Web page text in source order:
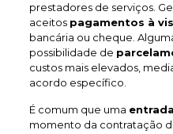
prestadores de serviços.
aceitos pagamentos à
bancária ou cheque.
possibilidade de
custos mais elevados,
acordo específico.
É comum que uma
momento da contratação